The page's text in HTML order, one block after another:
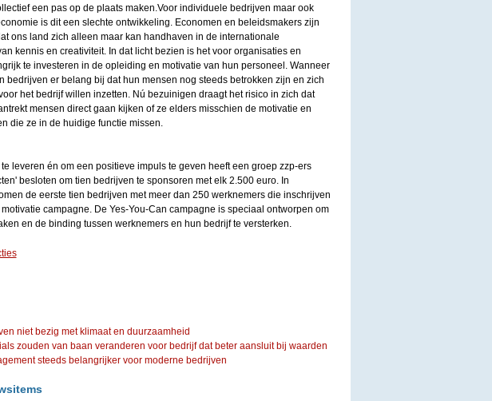
een pas op de plaats maken.Voor individuele bedrijven maar ook
is dit een slechte ontwikkeling. Economen en beleidsmakers zijn
ons land zich alleen maar kan handhaven in de internationale
kennis en creativiteit. In dat licht bezien is het voor organisaties en
te investeren in de opleiding en motivatie van hun personeel. Wanneer
bedrijven er belang bij dat hun mensen nog steeds betrokken zijn en zich
het bedrijf willen inzetten. Nú bezuinigen draagt het risico in zich dat
mensen direct gaan kijken of ze elders misschien de motivatie en
die ze in de huidige functie missen.
leveren én om een positieve impuls te geven heeft een groep zzp-ers
besloten om tien bedrijven te sponsoren met elk 2.500 euro. In
de eerste tien bedrijven met meer dan 250 werknemers die inschrijven
campagne. De Yes-You-Can campagne is speciaal ontworpen om
en de binding tussen werknemers en hun bedrijf te versterken.
niet bezig met klimaat en duurzaamheid
zouden van baan veranderen voor bedrijf dat beter aansluit bij waarden
steeds belangrijker voor moderne bedrijven